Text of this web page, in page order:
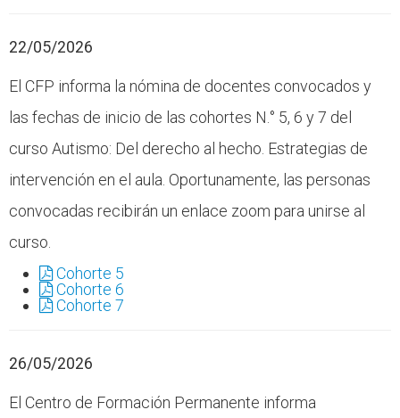
22/05/2026
El CFP informa la nómina de docentes convocados y
las fechas de inicio de las cohortes N.° 5, 6 y 7 del
curso Autismo: Del derecho al hecho. Estrategias de
intervención en el aula. Oportunamente, las personas
convocadas recibirán un enlace zoom para unirse al
curso.
Cohorte 5
Cohorte 6
Cohorte 7
26/05/2026
El Centro de Formación Permanente informa